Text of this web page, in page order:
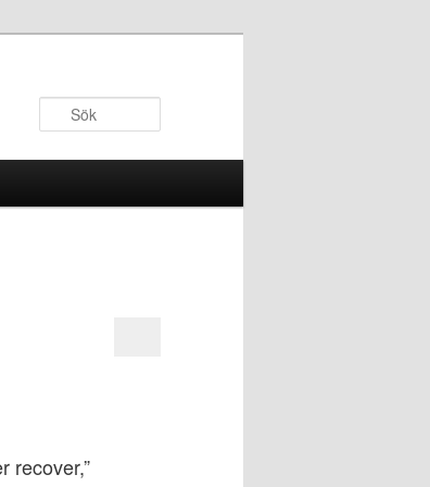
recover,”